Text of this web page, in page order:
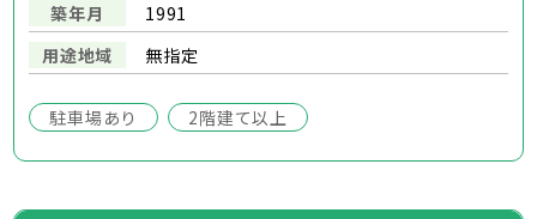
築年月
1991
用途地域
無指定
駐車場あり 2階建て以上